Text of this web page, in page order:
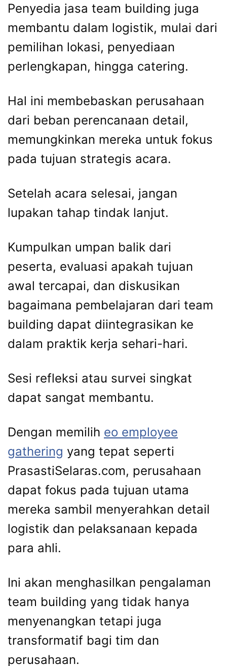
Penyedia jasa team building juga
membantu dalam logistik, mulai dari
pemilihan lokasi, penyediaan
perlengkapan, hingga catering.
Hal ini membebaskan perusahaan
dari beban perencanaan detail,
memungkinkan mereka untuk fokus
pada tujuan strategis acara.
Setelah acara selesai, jangan
lupakan tahap tindak lanjut.
Kumpulkan umpan balik dari
peserta, evaluasi apakah tujuan
awal tercapai, dan diskusikan
bagaimana pembelajaran dari team
building dapat diintegrasikan ke
dalam praktik kerja sehari-hari.
Sesi refleksi atau survei singkat
dapat sangat membantu.
Dengan memilih eo employee
gathering yang tepat seperti
PrasastiSelaras.com, perusahaan
dapat fokus pada tujuan utama
mereka sambil menyerahkan detail
logistik dan pelaksanaan kepada
para ahli.
Ini akan menghasilkan pengalaman
team building yang tidak hanya
menyenangkan tetapi juga
transformatif bagi tim dan
perusahaan.